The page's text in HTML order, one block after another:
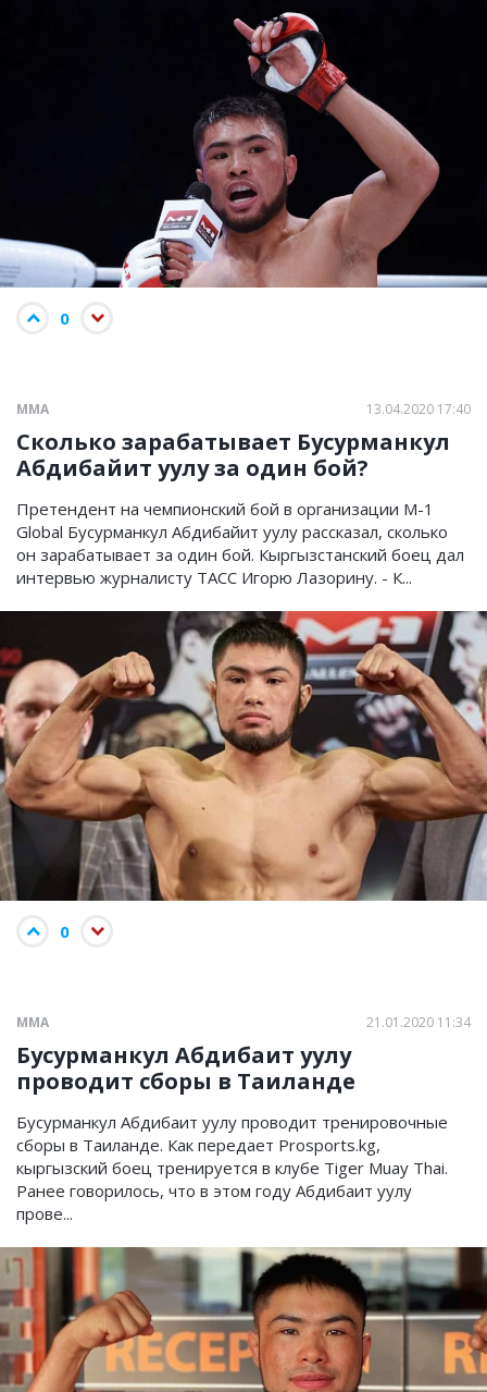
0
ММА 13.04.2020 17:40
Сколько зарабатывает Бусурманкул
Абдибайит уулу за один бой?
Претендент на чемпионский бой в организации M-1
Global Бусурманкул Абдибайит уулу рассказал, сколько
он зарабатывает за один бой. Кыргызстанский боец дал
интервью журналисту ТАСС Игорю Лазорину. - К...
0
ММА 21.01.2020 11:34
Бусурманкул Абдибаит уулу
проводит сборы в Таиланде
Бусурманкул Абдибаит уулу проводит тренировочные
сборы в Таиланде. Как передает Prosports.kg,
кыргызский боец тренируется в клубе Tiger Muay Thai.
Ранее говорилось, что в этом году Абдибаит уулу
прове...